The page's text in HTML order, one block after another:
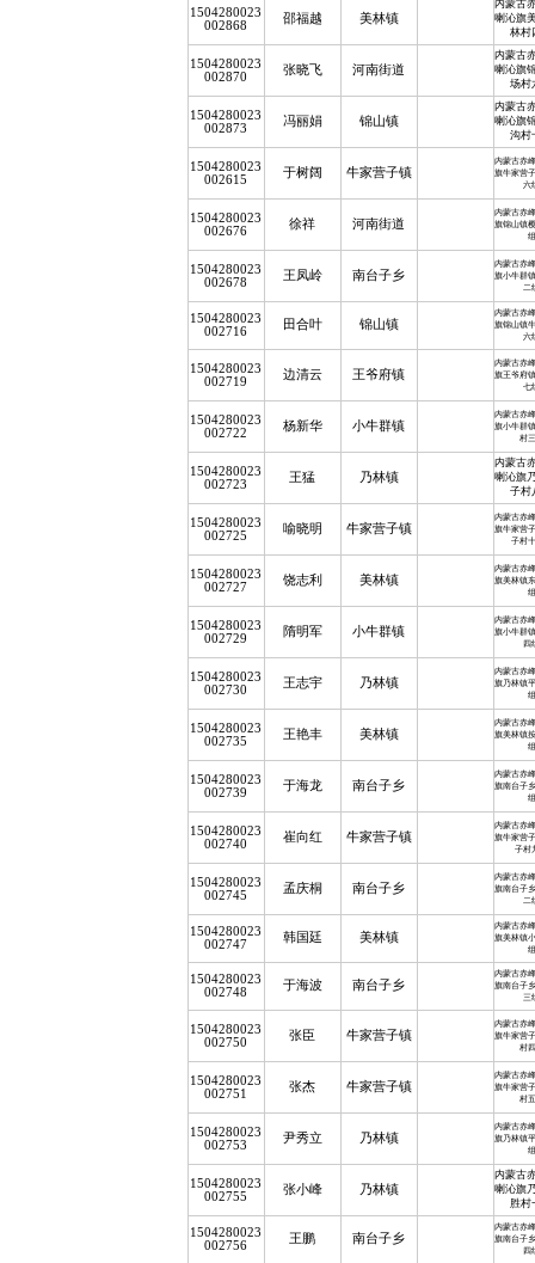
1504280023
002868
邵福越 美林镇
内蒙古
喇沁旗
林村
1504280023
002870
张晓飞 河南街道
内蒙古
喇沁旗
场村
1504280023
002873
冯丽娟 锦山镇
内蒙古
喇沁旗
沟村
1504280023
002615
于树阔 牛家营子镇
内蒙古赤
旗牛家营
六
1504280023
002676
徐祥 河南街道
内蒙古赤
旗锦山镇
组
1504280023
002678
王凤岭 南台子乡
内蒙古赤
旗小牛群
二
1504280023
002716
田合叶 锦山镇
内蒙古赤
旗锦山镇
六
1504280023
002719
边清云 王爷府镇
内蒙古赤
旗王爷府
七
1504280023
002722
杨新华 小牛群镇
内蒙古赤
旗小牛群
村
1504280023
002723
王猛 乃林镇
内蒙古
喇沁旗
子村
1504280023
002725
喻晓明 牛家营子镇
内蒙古赤
旗牛家营
子村
1504280023
002727
饶志利 美林镇
内蒙古赤
旗美林镇
组
1504280023
002729
隋明军 小牛群镇
内蒙古赤
旗小牛群
四
1504280023
002730
王志宇 乃林镇
内蒙古赤
旗乃林镇
组
1504280023
002735
王艳丰 美林镇
内蒙古赤
旗美林镇
组
1504280023
002739
于海龙 南台子乡
内蒙古赤
旗南台子
组
1504280023
002740
崔向红 牛家营子镇
内蒙古赤
旗牛家营
子村
1504280023
002745
孟庆桐 南台子乡
内蒙古赤
旗南台子
二
1504280023
002747
韩国廷 美林镇
内蒙古赤
旗美林镇
组
1504280023
002748
于海波 南台子乡
内蒙古赤
旗南台子
三
1504280023
002750
张臣 牛家营子镇
内蒙古赤
旗牛家营
村
1504280023
002751
张杰 牛家营子镇
内蒙古赤
旗牛家营
村
1504280023
002753
尹秀立 乃林镇
内蒙古赤
旗乃林镇
组
1504280023
002755
张小峰 乃林镇
内蒙古
喇沁旗
胜村
1504280023
002756
王鹏 南台子乡
内蒙古赤
旗南台子
四